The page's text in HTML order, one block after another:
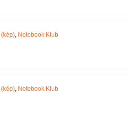
(kép), Notebook Klub
(kép), Notebook Klub